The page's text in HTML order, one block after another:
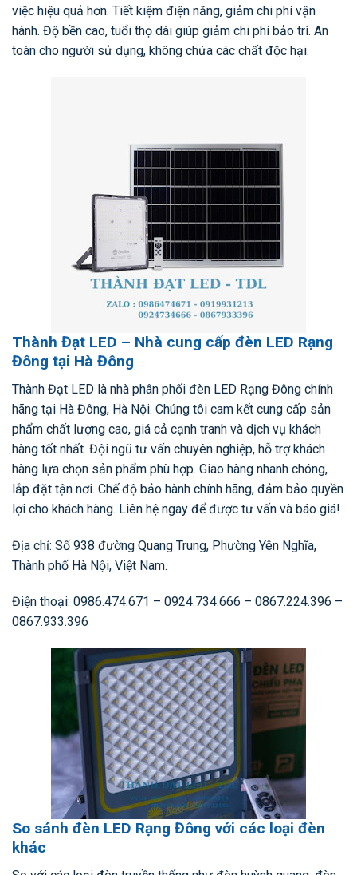
việc hiệu quả hơn. Tiết kiệm điện năng, giảm chi phí vận
hành. Độ bền cao, tuổi thọ dài giúp giảm chi phí bảo trì. An
toàn cho người sử dụng, không chứa các chất độc hại.
Thành Đạt LED – Nhà cung cấp đèn LED Rạng
Đông tại Hà Đông
Thành Đạt LED là nhà phân phối đèn LED Rạng Đông chính
hãng tại Hà Đông, Hà Nội. Chúng tôi cam kết cung cấp sản
phẩm chất lượng cao, giá cả cạnh tranh và dịch vụ khách
hàng tốt nhất. Đội ngũ tư vấn chuyên nghiệp, hỗ trợ khách
hàng lựa chọn sản phẩm phù hợp. Giao hàng nhanh chóng,
lắp đặt tận nơi. Chế độ bảo hành chính hãng, đảm bảo quyền
lợi cho khách hàng. Liên hệ ngay để được tư vấn và báo giá!
Địa chỉ: Số 938 đường Quang Trung, Phường Yên Nghĩa,
Thành phố Hà Nội, Việt Nam.
Điện thoại: 0986.474.671 – 0924.734.666 – 0867.224.396 –
0867.933.396
So sánh đèn LED Rạng Đông với các loại đèn
khác